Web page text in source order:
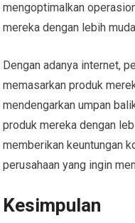
mengoptimalkan
mereka dengan lebih
Dengan adanya internet,
memasarkan produk
mendengarkan umpan
produk mereka dengan
memberikan keuntungan
perusahaan yang ingin
Kesimpulan